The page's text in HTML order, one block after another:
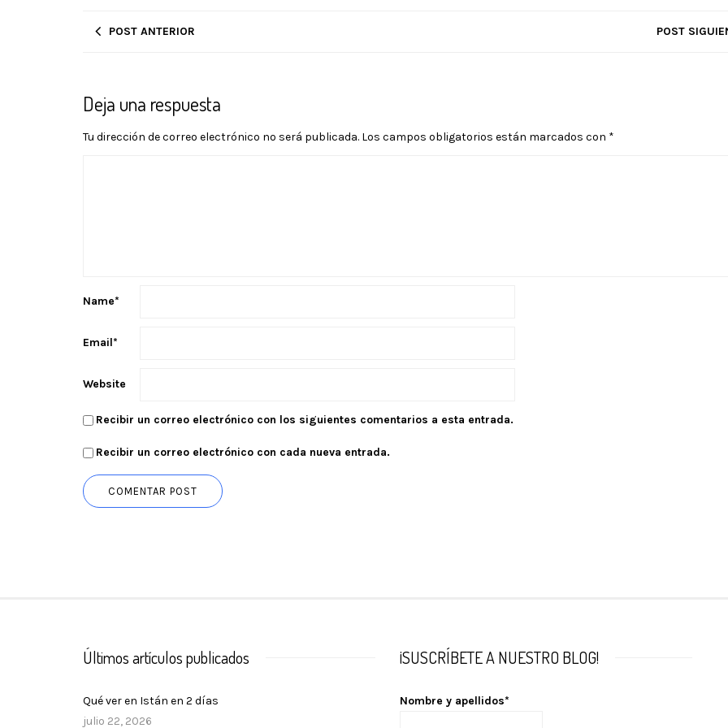
POST ANTERIOR POST
Deja una respuesta
Tu dirección de correo electrónico no será publicada. Los campos obligatorios están marcados con *
Name*
Email*
Website
Recibir un correo electrónico con los siguientes comentarios a esta entrada.
Recibir un correo electrónico con cada nueva entrada.
Últimos artículos publicados
Qué ver en Istán en 2 días
julio 22, 2026
¡SUSCRÍBETE A NUESTRO BLOG!
Nombre y apellidos*